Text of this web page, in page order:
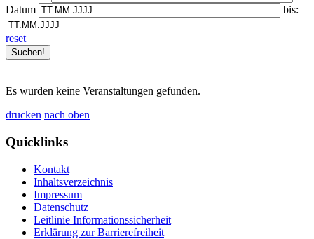
Datum
bis:
reset
Es wurden keine Veranstaltungen gefunden.
drucken nach oben
Quicklinks
Kontakt
Inhaltsverzeichnis
Impressum
Datenschutz
Leitlinie Informationssicherheit
Erklärung zur Barrierefreiheit